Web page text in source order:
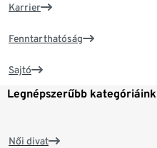
Karrier
Fenntarthatóság
Sajtó
Legnépszerűbb kategóriáink
Női divat